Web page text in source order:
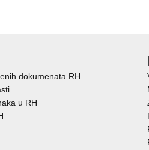
dokumenata RH
u RH